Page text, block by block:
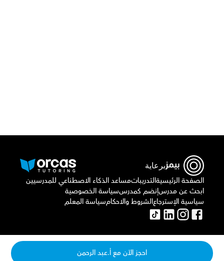
برعاية
الصفحة الرئيسيةالتدريباتمساعد الذكاء الاصطناعي للمدرسيين
ابحث عن مدرسإنضم كمدرسسياسة الخصوصية
سياسية الإسترجاعالشروط والاحكامسياسة المعلم
احجز الآن مع أ.عبد الرحمن